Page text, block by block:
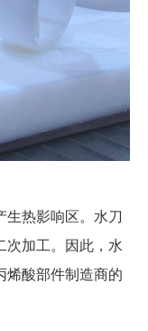
生热影响区。水刀
次加工。因此，水
烯酸部件制造商的